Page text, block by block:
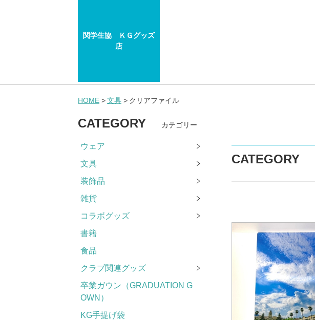
関学生協 ＫＧグッズ
店
HOME 文具 クリアファイル
CATEGORY
CATEGORY カテゴリー
ウェア
文具
装飾品
雑貨
コラボグッズ
書籍
食品
クラブ関連グッズ
卒業ガウン（GRADUATION G
OWN）
KG手提げ袋